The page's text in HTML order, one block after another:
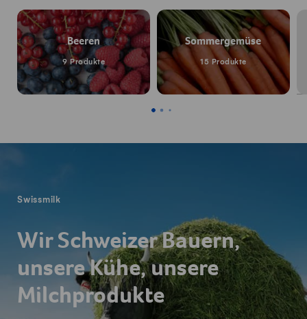
Beeren
9 Produkte
Sommergemüse
15 Produkte
Swissmilk
Wir Schweizer Bauern,
unsere Kühe, unsere
Milchprodukte